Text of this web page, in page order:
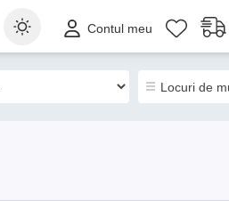
Contul meu